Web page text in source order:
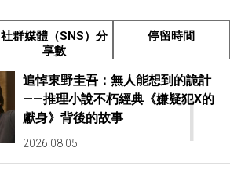
社群媒體（SNS）分
享數
停留時間
1
追悼東野圭吾：無人能想到的詭計
——推理小說不朽經典《嫌疑犯X的
獻身》背後的故事
2026.08.05